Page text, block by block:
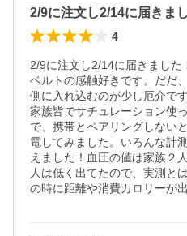
2/9に注文し2/14に届きま
4
2/9に注文し2/14に届きました
ベルトの感触好きです。だだ
側に入れ込むのが少し厄介です
家族皆でサチュレーション使
で、携帯とペアリングしない
電してみました。いろんな計
えました！血圧の値は家族２
人は低く出てたので、実測と
の時に距離や消費カロリーが